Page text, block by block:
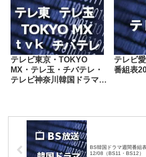
テレビ東京・TOKYO
MX・テレ玉・チバテレ・
テレビ神奈川韓国ドラマ週
テレビ
番組表
BS韓国ドラマ週間番組
12/08（BS11・BS12）